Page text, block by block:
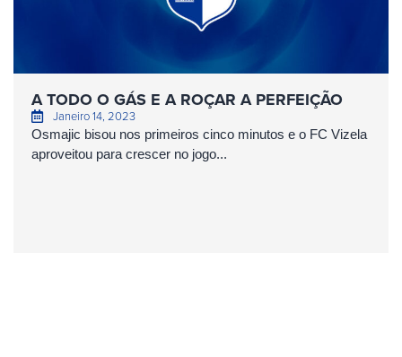
A TODO O GÁS E A ROÇAR A PERFEIÇÃO
Janeiro 14, 2023
Osmajic bisou nos primeiros cinco minutos e o FC Vizela
aproveitou para crescer no jogo...